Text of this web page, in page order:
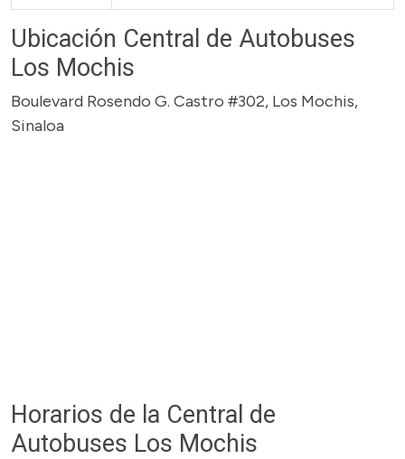
Ubicación Central de Autobuses
Los Mochis
Boulevard Rosendo G. Castro #302, Los Mochis,
Sinaloa
Horarios de la Central de
Autobuses Los Mochis